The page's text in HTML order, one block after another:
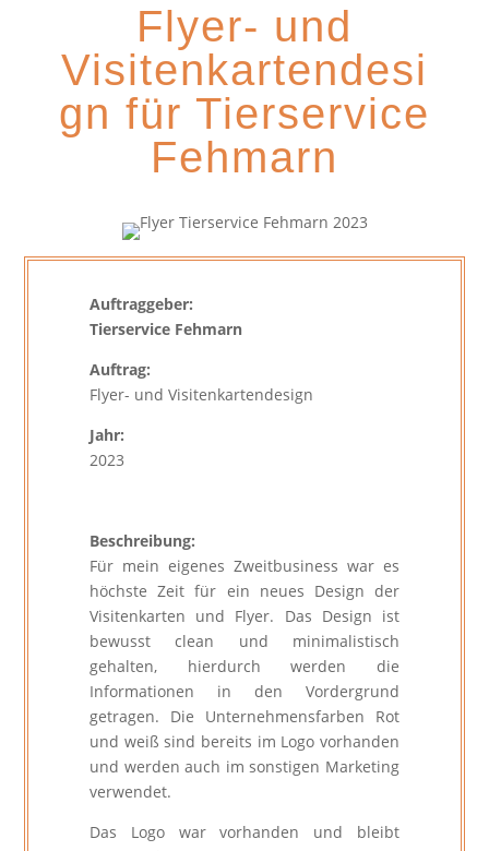
Flyer- und
Visitenkartendesi
gn für Tierservice
Fehmarn
Auftraggeber:
Tierservice Fehmarn
Auftrag:
Flyer- und Visitenkartendesign
Jahr:
2023
Beschreibung:
Für mein eigenes Zweitbusiness war es
höchste Zeit für ein neues Design der
Visitenkarten und Flyer. Das Design ist
bewusst clean und minimalistisch
gehalten, hierdurch werden die
Informationen in den Vordergrund
getragen. Die Unternehmensfarben Rot
und weiß sind bereits im Logo vorhanden
und werden auch im sonstigen Marketing
verwendet.
Das Logo war vorhanden und bleibt